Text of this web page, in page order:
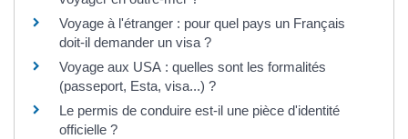
Voyage à l'étranger : pour quel pays un Français
doit-il demander un visa ?
Voyage aux USA : quelles sont les formalités
(passeport, Esta, visa...) ?
Le permis de conduire est-il une pièce d'identité
officielle ?